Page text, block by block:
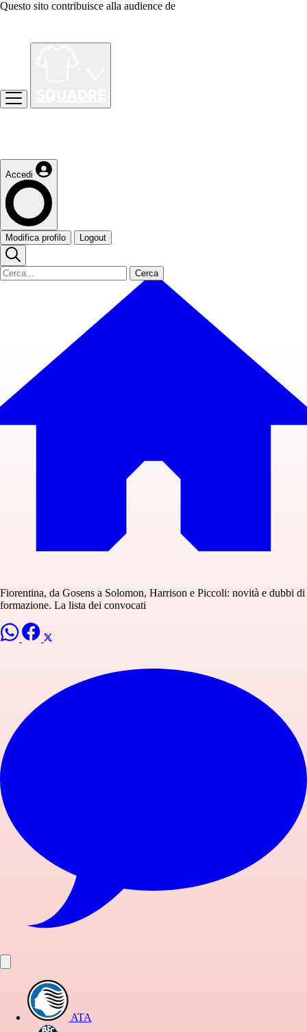
Questo sito contribuisce alla audience de
Accedi
Modifica profilo Logout
Cerca
Fiorentina, da Gosens a Solomon, Harrison e Piccoli: novità e dubbi di
formazione. La lista dei convocati
ATA